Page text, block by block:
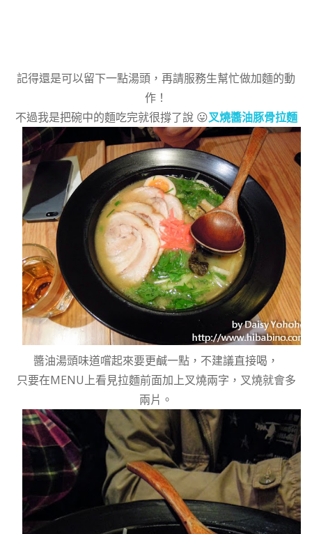
記得還是可以留下一點湯頭，再請服務生幫忙做加麵的動
作！
不過我是把碗中的麵吃完就很撐了說 😛叉燒醬油豚骨拉麵
醬油湯頭味道嚐起來要更鹹一點，不建議直接喝，
只要在MENU上看見拉麵前面加上叉燒兩字，叉燒就會多
兩片。